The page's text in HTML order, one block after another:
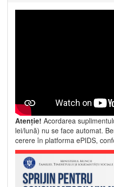
Atenție! Acordarea
lei/lună) nu se face automat.
cerere în platforma ePIDS,